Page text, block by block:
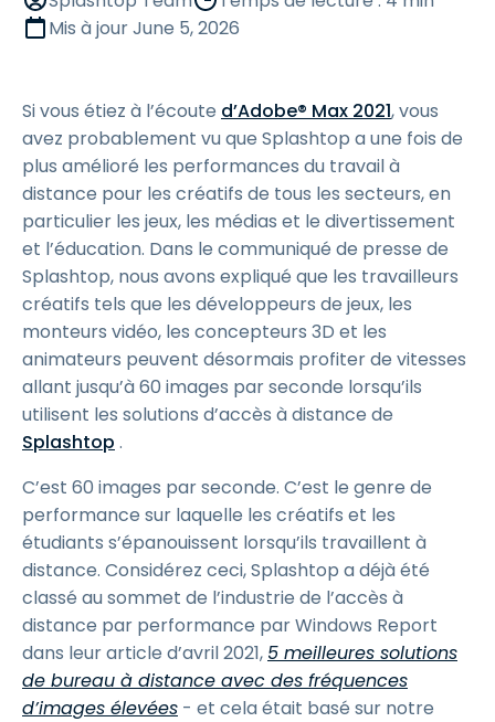
Mis à jourJune 5, 2026
Si vous étiez à l’écoute d’Adobe® Max 2021, vous
avez probablement vu que Splashtop a une fois de
plus amélioré les performances du travail à
distance pour les créatifs de tous les secteurs, en
particulier les jeux, les médias et le divertissement
et l’éducation. Dans le communiqué de presse de
Splashtop, nous avons expliqué que les travailleurs
créatifs tels que les développeurs de jeux, les
monteurs vidéo, les concepteurs 3D et les
animateurs peuvent désormais profiter de vitesses
allant jusqu’à 60 images par seconde lorsqu’ils
utilisent les solutions d’accès à distance de
Splashtop .
C’est 60 images par seconde. C’est le genre de
performance sur laquelle les créatifs et les
étudiants s’épanouissent lorsqu’ils travaillent à
distance. Considérez ceci, Splashtop a déjà été
classé au sommet de l’industrie de l’accès à
distance par performance par Windows Report
dans leur article d’avril 2021, 5 meilleures solutions
de bureau à distance avec des fréquences
d’images élevées - et cela était basé sur notre